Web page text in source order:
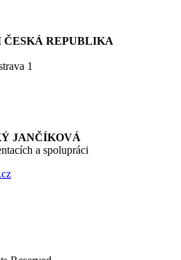
ČESKÁ REPUBLIKA
1
JANČÍKOVÁ
a spolupráci